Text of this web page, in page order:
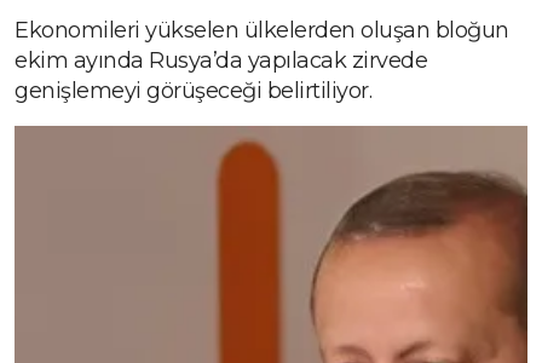
Ekonomileri yükselen ülkelerden oluşan bloğun
ekim ayında Rusya’da yapılacak zirvede
genişlemeyi görüşeceği belirtiliyor.